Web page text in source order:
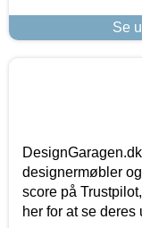
Se
designermøbler
score på
her for at se deres